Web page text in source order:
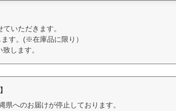
ていただきます。
す。(※在庫品に限り）
します。
へのお届けが停止しております。